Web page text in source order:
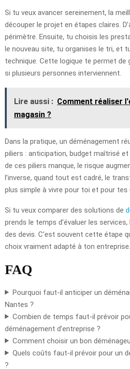
Si tu veux avancer sereinement, la
découper le projet en étapes claires.
périmètre. Ensuite, tu choisis les
le nouveau site, tu organises le tri, et
technique. Cette logique te permet de
si plusieurs personnes interviennent.
Lire aussi : Comment réaliser
magasin ?
Dans la pratique, un déménagement
piliers : anticipation, budget maîtrisé et
de ces piliers manque, le risque
l’inverse, quand tout est cadré, le
plus simple à vivre pour toi et pour tes
Si tu veux comparer des solutions de
prends le temps d’évaluer les
des devis. C’est souvent cette étape
choix vraiment adapté à ton entreprise.
FAQ
Pourquoi faut-il anticiper un
Nantes ?
Combien de temps faut-il prévoir
déménagement d’entreprise ?
Comment choisir un bon
Quels coûts faut-il prévoir pour un
?